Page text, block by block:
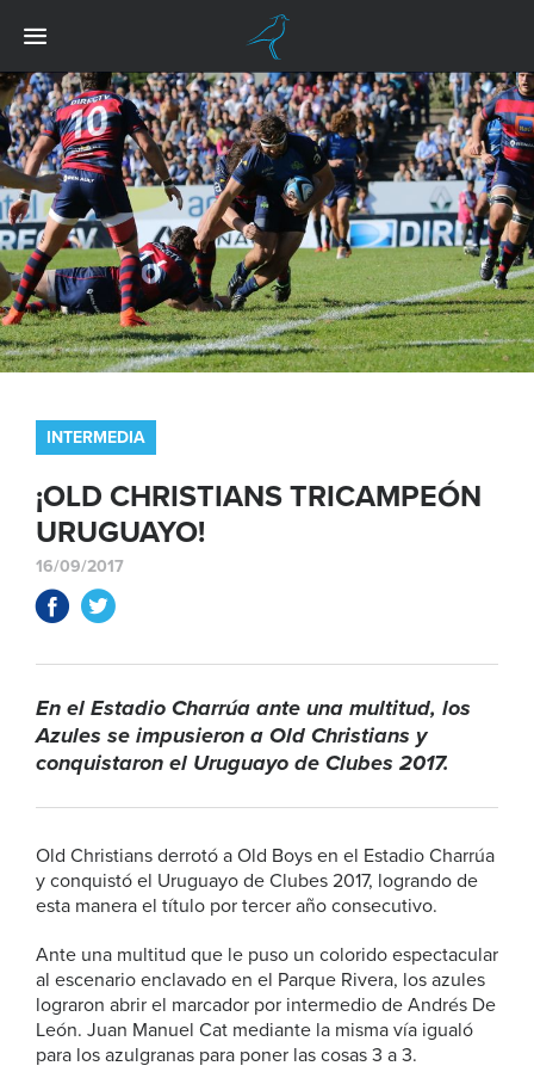
INTERMEDIA
¡OLD CHRISTIANS TRICAMPEÓN
URUGUAYO!
16/09/2017
En el Estadio Charrúa ante una multitud, los
Azules se impusieron a Old Christians y
conquistaron el Uruguayo de Clubes 2017.
Old Christians derrotó a Old Boys en el Estadio Charrúa
y conquistó el Uruguayo de Clubes 2017, logrando de
esta manera el título por tercer año consecutivo.
Ante una multitud que le puso un colorido espectacular
al escenario enclavado en el Parque Rivera, los azules
lograron abrir el marcador por intermedio de Andrés De
León. Juan Manuel Cat mediante la misma vía igualó
para los azulgranas para poner las cosas 3 a 3.